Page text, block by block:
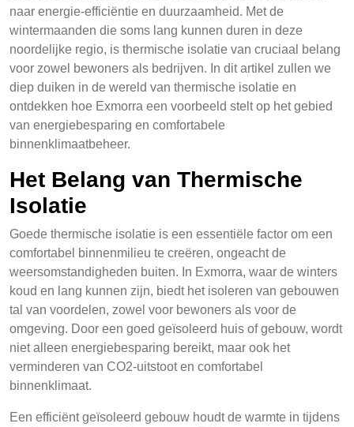
naar energie-efficiëntie en duurzaamheid. Met de
wintermaanden die soms lang kunnen duren in deze
noordelijke regio, is thermische isolatie van cruciaal belang
voor zowel bewoners als bedrijven. In dit artikel zullen we
diep duiken in de wereld van thermische isolatie en
ontdekken hoe Exmorra een voorbeeld stelt op het gebied
van energiebesparing en comfortabele
binnenklimaatbeheer.
Het Belang van Thermische
Isolatie
Goede thermische isolatie is een essentiële factor om een
comfortabel binnenmilieu te creëren, ongeacht de
weersomstandigheden buiten. In Exmorra, waar de winters
koud en lang kunnen zijn, biedt het isoleren van gebouwen
tal van voordelen, zowel voor bewoners als voor de
omgeving. Door een goed geïsoleerd huis of gebouw, wordt
niet alleen energiebesparing bereikt, maar ook het
verminderen van CO2-uitstoot en comfortabel
binnenklimaat.
Een efficiënt geïsoleerd gebouw houdt de warmte in tijdens